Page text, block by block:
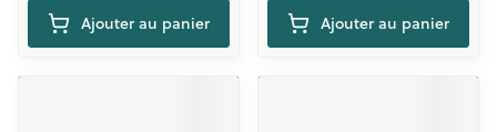
Ajouter au panier Ajouter au panier